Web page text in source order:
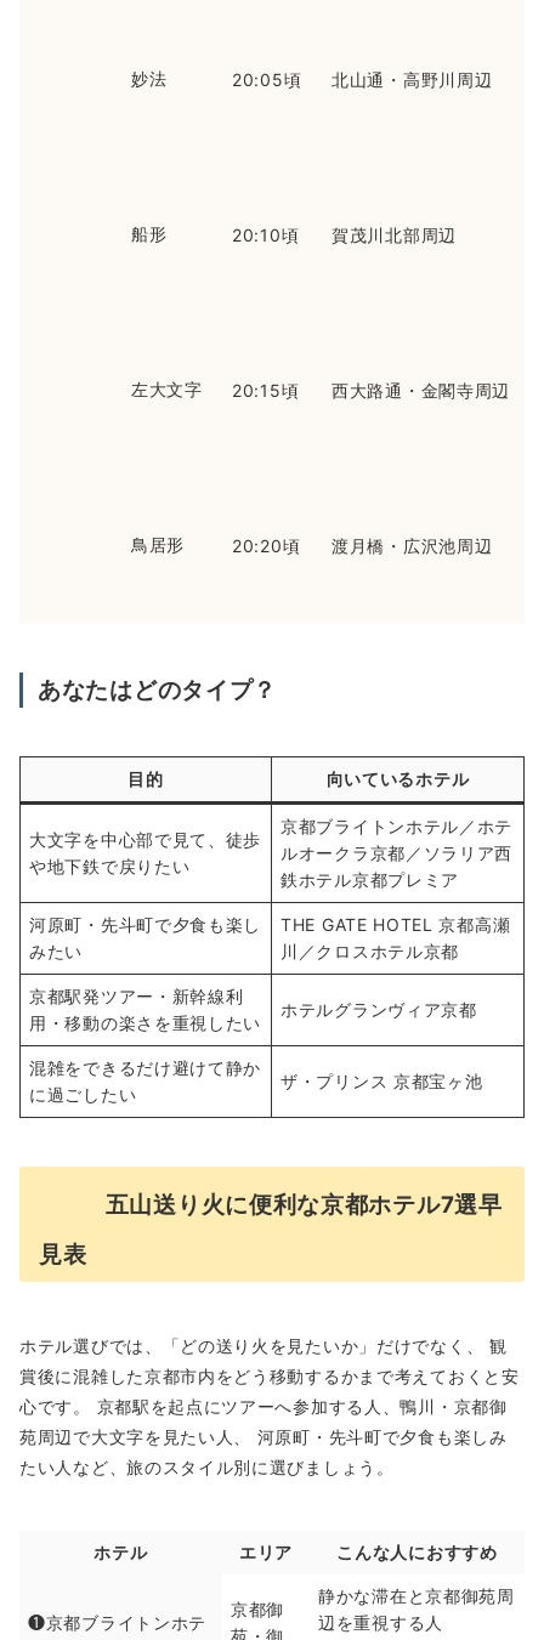
妙法 20:05頃 北山通・高野川周辺
船形 20:10頃 賀茂川北部周辺
左大文字 20:15頃 西大路通・金閣寺周辺
鳥居形 20:20頃 渡月橋・広沢池周辺
あなたはどのタイプ？
目的 向いているホテル
大文字を中心部で見て、徒歩
や地下鉄で戻りたい
京都ブライトンホテル／ホテ
ルオークラ京都／ソラリア西
鉄ホテル京都プレミア
河原町・先斗町で夕食も楽し
みたい
THE GATE HOTEL 京都高瀬
川／クロスホテル京都
京都駅発ツアー・新幹線利
用・移動の楽さを重視したい
ホテルグランヴィア京都
混雑をできるだけ避けて静か
に過ごしたい
ザ・プリンス 京都宝ヶ池
五山送り火に便利な京都ホテル7選早
見表
ホテル選びでは、「どの送り火を見たいか」だけでなく、 観
賞後に混雑した京都市内をどう移動するかまで考えておくと安
心です。 京都駅を起点にツアーへ参加する人、鴨川・京都御
苑周辺で大文字を見たい人、 河原町・先斗町で夕食も楽しみ
たい人など、旅のスタイル別に選びましょう。
ホテル エリア こんな人におすすめ
❶京都ブライトンホテ
京都御
苑・御
静かな滞在と京都御苑周
辺を重視する人